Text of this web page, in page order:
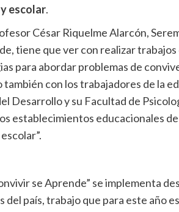
escolar.
César Riquelme Alarcón,
tiene que ver con realizar
para abordar problemas de
con los trabajadores de la
Desarrollo y su Facultad de
establecimientos educacionales
se Aprende” se implementa
del país, trabajo que para este año